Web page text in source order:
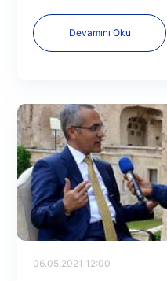
üniversite kazanan
Devamını Oku
06.05.2021 12:00